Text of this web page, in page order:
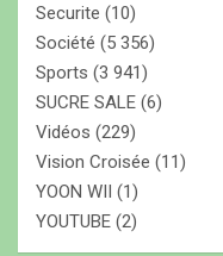
Securite (10)
Société (5 356)
Sports (3 941)
SUCRE SALE (6)
Vidéos (229)
Vision Croisée (11)
YOON WII (1)
YOUTUBE (2)